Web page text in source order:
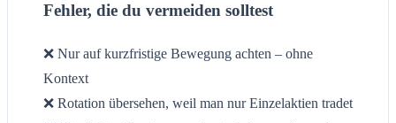
Fehler, die du vermeiden solltest
❌ Nur auf kurzfristige Bewegung achten – ohne
Kontext
❌ Rotation übersehen, weil man nur Einzelaktien tradet